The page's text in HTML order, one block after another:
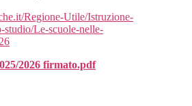
Regione-Utile/Istruzione-
Le-scuole-nelle-
2026 firmato.pdf